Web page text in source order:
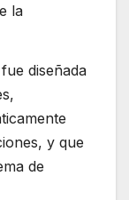
la
diseñada
y que
de